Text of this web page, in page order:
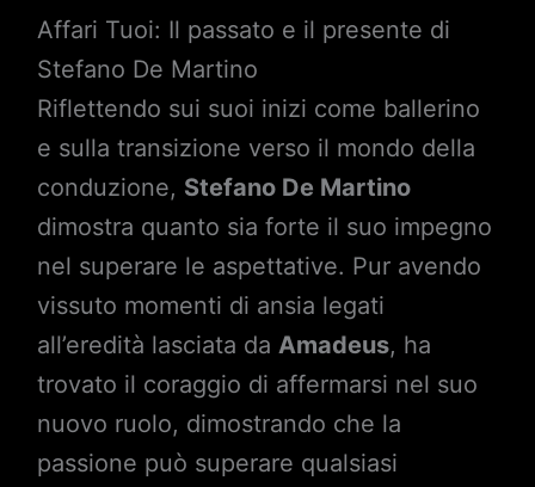
Affari Tuoi: Il passato e il presente di
Stefano De Martino
Riflettendo sui suoi inizi come ballerino
e sulla transizione verso il mondo della
conduzione, Stefano De Martino
dimostra quanto sia forte il suo impegno
nel superare le aspettative. Pur avendo
vissuto momenti di ansia legati
all’eredità lasciata da Amadeus, ha
trovato il coraggio di affermarsi nel suo
nuovo ruolo, dimostrando che la
passione può superare qualsiasi